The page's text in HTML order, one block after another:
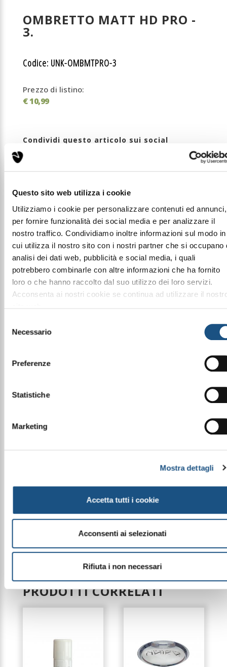
Questo sito web utilizza i cookie
Utilizziamo i cookie per personalizzare contenuti ed annunci,
per fornire funzionalità dei social media e per analizzare il
nostro traffico. Condividiamo inoltre informazioni sul modo in
cui utilizza il nostro sito con i nostri partner che si occupano
analisi dei dati web, pubblicità e social media, i quali
potrebbero combinarle con altre informazioni che ha fornito
loro o che hanno raccolto dal suo utilizzo dei loro servizi.
Acconsenta ai nostri cookie se continua ad utilizzare il
delNecessario
Preferenze
Statistiche
Marketing
Mostra dettagli
Accetta tutti i cookie
Acconsenti ai selezionati
Rifiuta i non necessari
OMBRETTO MATT HD PRO -
3.
Codice: UNK-OMBMTPRO-3
Prezzo di listino:
€ 10,99
Condividi questo articolo sui social
Formulazione in alta definizione per un risultato
performante. Ombretto arricchito di pigmenti di
derivazione minerale micronizzati e compattati.
L’ombretto matt W&D può essere utilizzato sia da
asciutto che da bagnato per garantire una scrittura
strong e una resa long lasting. Adatto per un trucco
occhi correttivo, si sfuma facilmente donando
intensità allo sguardo; la sua applicazione non
necessita di primer occhi. Se lo si vuole applicare
“bagnato” si consiglia che la palpebra sia totalmente
pulita (no primer, no siero, no correttore ecc…).
STARCH, SILICA, OCTYLDODECYL STEAROYL
ISONONANOATE, AQUA, LAUROYL
GUM, GLYCERIN, LECITHIN, PHENOXYETHANOL,
75470, CI 77007, CI 77163, CI 77266, CI 77288, CI
77289, CI 77491, CI 77492, CI 77499, CI 77510, CI
Le immagini dei prodotti sono puramente
indicative e possono variare a seconda della
PRODOTTI CORRELATI